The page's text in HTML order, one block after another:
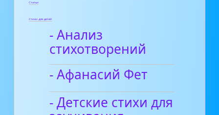
Статьи
Стихи для детей
- Анализ
стихотворений
- Афанасий Фет
- Детские стихи для